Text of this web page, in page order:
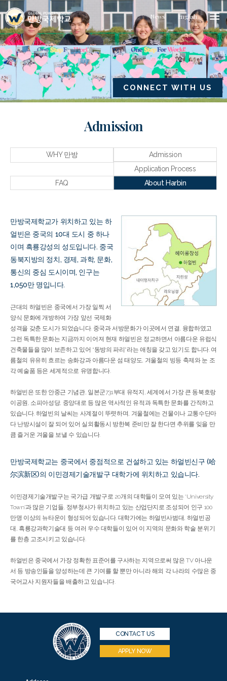
News English
CONNECT WITH US
Admission
WHY 만방
Admission
Application Process
FAQ
About Harbin
만방국제학교가 위치하고 있는 하
얼빈은 중국의 10대 도시 중 하나
이며 흑룡강성의 성도입니다. 중국
동북지방의 정치, 경제, 과학, 문화,
통신의 중심 도시이며, 인구는
1,050만 명입니다.
근대의 하얼빈은 중국에서 가장 일찍 서
양식 문화에 개방하여 가장 앞선 국제화
성격을 갖춘 도시가 되었습니다. 중국과 서방문화가 이곳에서 연결, 융합하였고
그런 독특한 문화는 지금까지 이어져 현재 하얼빈은 정교하면서 아름다운 유럽식
건축물들을 많이 보존하고 있어 “동방의 파리”라는 애칭을 갖고 있기도 합니다. 여
름철의 유유히 흐르는 송화강과 아름다운 섬 태양도, 겨울철의 빙등 축제와 눈 조
각 예술품 등은 세계적으로 유명합니다.
하얼빈은 또한 안중근 기념관, 일본군731부대 유적지, 세계에서 가장 큰 동북호랑
이공원, 소피아성당, 중앙대로 등 많은 역사적인 유적과 독특한 문화를 간직하고
있습니다. 하얼빈의 날씨는 사계절이 뚜렷하며, 겨울철에는 건물이나 교통수단마
다 난방시설이 잘 되어 있어 실외활동시 방한복 준비만 잘 한다면 추위를 잊을 만
큼 즐거운 겨울을 보낼 수 있습니다.
만방국제학교는 중국에서 중점적으로 건설하고 있는 하얼빈신구 (哈
尔滨新区)의 이민경제기술개발구 대학가에 위치하고 있습니다.
이민경제기술개발구는 국가급 개발구로 20개의 대학들이 모여 있는 ‘University
Town’과 많은 기업들, 정부청사가 위치하고 있는 산업단지로 조성되어 인구 100
만명 이상의 뉴타운이 형성되어 있습니다. 대학가에는 하얼빈사범대, 하얼빈공
대, 흑룡강과학기술대 등 여러 우수 대학들이 있어 이 지역의 문화와 학술 분위기
를 한층 고조시키고 있습니다.
하얼빈은 중국에서 가장 정확한 표준어를 구사하는 지역으로써 많은 TV 아나운
서 등 방송인들을 양성하는데 큰 기여를 할 뿐만 아니라 해외 각 나라의 수많은 중
국어교사 지원자들을 배출하고 있습니다.
CONTACT US
APPLY NOW